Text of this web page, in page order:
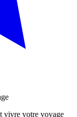
vivre votre voyage